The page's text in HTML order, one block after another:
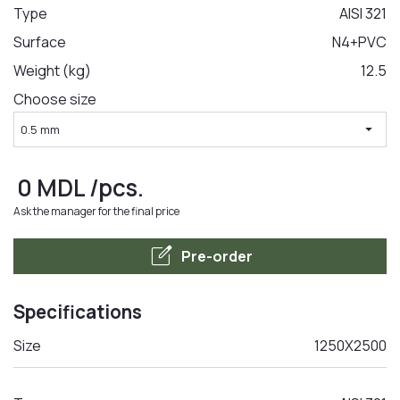
LA COMANDA
Type
AISI 321
Surface
N4+PVC
Weight (kg)
12.5
Choose size
0.5 mm arrow_drop_down
0 MDL/pcs.
Ask the manager for the final price
edit_square Pre-order
Specifications
Size 1250Х2500